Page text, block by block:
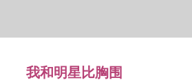
我和明星比胸围